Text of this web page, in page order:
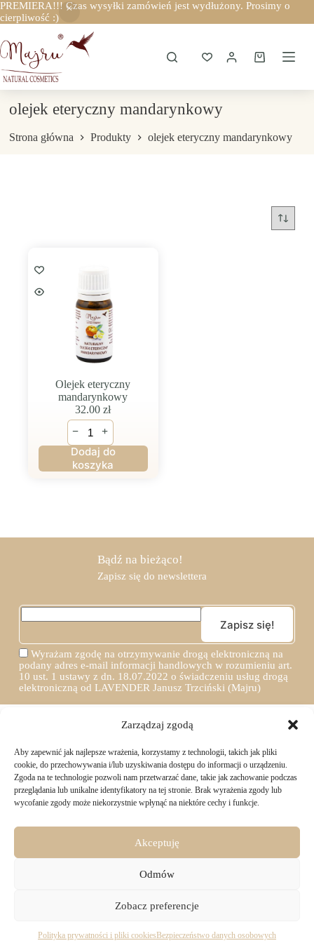
Zarządzaj zgodą
Aby zapewnić jak najlepsze wrażenia, korzystamy z technologii, takich jak pliki
cookie, do przechowywania i/lub uzyskiwania dostępu do informacji o urządzeniu.
Zgoda na te technologie pozwoli nam przetwarzać dane, takie jak zachowanie podczas
przeglądania lub unikalne identyfikatory na tej stronie. Brak wyrażenia zgody lub
wycofanie zgody może niekorzystnie wpłynąć na niektóre cechy i funkcje.
Akceptuję
Odmów
Zobacz preferencje
Polityka prywatności i pliki cookiesBezpieczeństwo danych osobowych
PREMIERA!!! Czas wysyłki zamówień jest wydłużony. Prosimy o
cierpliwość :)
do
treści
Koszyk
olejek eteryczny mandarynkowy
Strona główna Produkty olejek eteryczny mandarynkowy
Olejek eteryczny
mandarynkowy
32.00zł
ilość
Olejek
eteryczny
mandarynkowy
− +
Dodaj do
koszyka
Bądź na bieżąco!
Zapisz się do newslettera
Wyrażam zgodę na otrzymywanie drogą elektroniczną na
podany adres e-mail informacji handlowych w rozumieniu art.
10 ust. 1 ustawy z dn. 18.07.2022 o świadczeniu usług drogą
elektroniczną od LAVENDER Janusz Trzciński (Majru)
TWOJE ZAKUPY
Logowanie i rejestracja
Jak złożyć zamówienie
Formy płatności
14 dni na zwrot zakupów
INFORMACJE PRAWNE
Regulamin sklepu
Materiały do pobrania
KONTAKT
biuro@majru.com
Pracujemy od 9:00 do 16:00 w dni robocze.
Copyright © 2026 - Majru